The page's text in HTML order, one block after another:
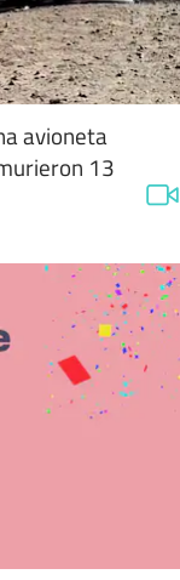
avioneta
13